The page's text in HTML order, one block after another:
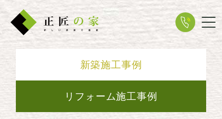
新築施工事例
リフォーム施工事例